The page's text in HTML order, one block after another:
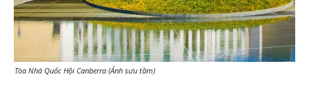
Tòa Nhà Quốc Hội Canberra (Ảnh sưu tầm)